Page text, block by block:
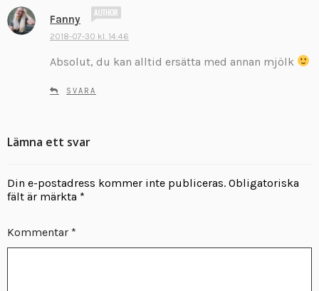
Fanny
i
2018-07-30 kl. 14:46
Absolut, du kan alltid ersätta med annan mjölk
SVARA
Lämna ett svar
Din e-postadress kommer inte publiceras. Obligatoriska
fält är märkta *
Kommentar *